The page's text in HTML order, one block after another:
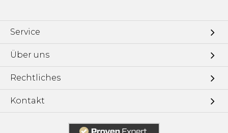
Service
Über uns
Rechtliches
Kontakt